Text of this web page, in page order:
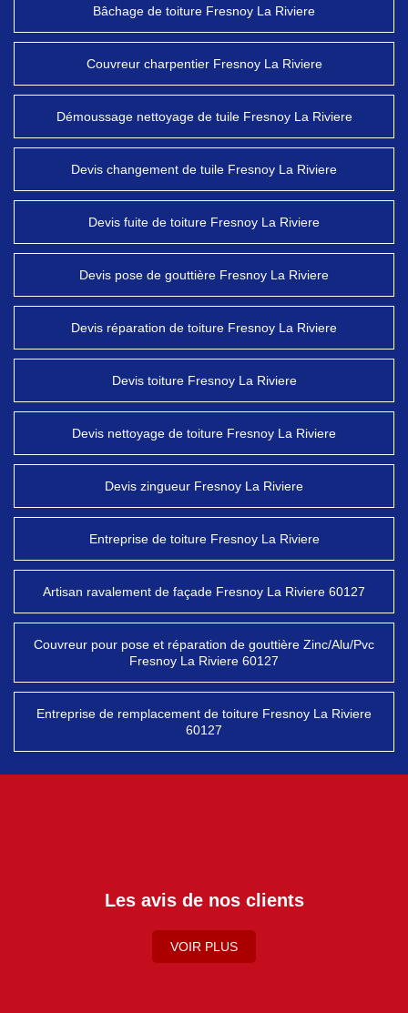
Bâchage de toiture Fresnoy La Riviere
Couvreur charpentier Fresnoy La Riviere
Démoussage nettoyage de tuile Fresnoy La Riviere
Devis changement de tuile Fresnoy La Riviere
Devis fuite de toiture Fresnoy La Riviere
Devis pose de gouttière Fresnoy La Riviere
Devis réparation de toiture Fresnoy La Riviere
Devis toiture Fresnoy La Riviere
Devis nettoyage de toiture Fresnoy La Riviere
Devis zingueur Fresnoy La Riviere
Entreprise de toiture Fresnoy La Riviere
Artisan ravalement de façade Fresnoy La Riviere 60127
Couvreur pour pose et réparation de gouttière Zinc/Alu/Pvc
Fresnoy La Riviere 60127
Entreprise de remplacement de toiture Fresnoy La Riviere
60127
Les avis de nos clients
VOIR PLUS